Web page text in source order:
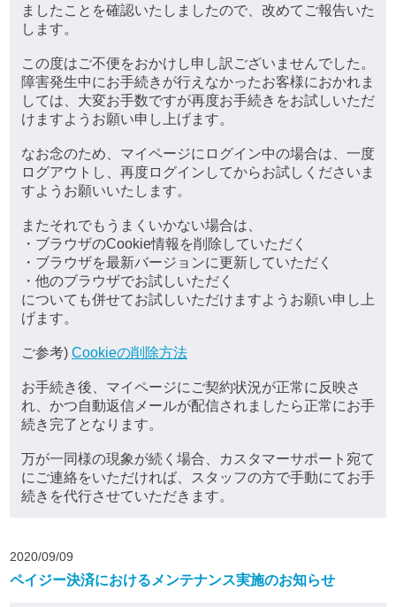
ましたことを確認いたしましたので、改めてご報告いた
します。
この度はご不便をおかけし申し訳ございませんでした。
障害発生中にお手続きが行えなかったお客様におかれま
しては、大変お手数ですが再度お手続きをお試しいただ
けますようお願い申し上げます。
なお念のため、マイページにログイン中の場合は、一度
ログアウトし、再度ログインしてからお試しくださいま
すようお願いいたします。
またそれでもうまくいかない場合は、
・ブラウザのCookie情報を削除していただく
・ブラウザを最新バージョンに更新していただく
・他のブラウザでお試しいただく
についても併せてお試しいただけますようお願い申し上
げます。
ご参考) Cookieの削除方法
お手続き後、マイページにご契約状況が正常に反映さ
れ、かつ自動返信メールが配信されましたら正常にお手
続き完了となります。
万が一同様の現象が続く場合、カスタマーサポート宛て
にご連絡をいただければ、スタッフの方で手動にてお手
続きを代行させていただきます。
2020/09/09
ペイジー決済におけるメンテナンス実施のお知らせ